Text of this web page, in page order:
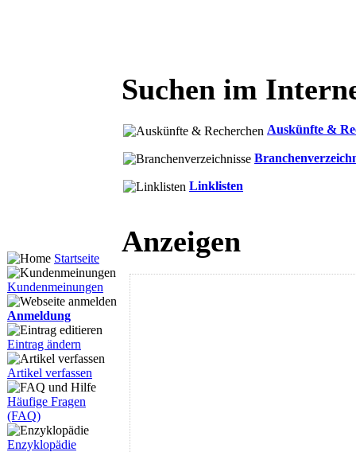
Startseite
Kundenmeinungen
Anmeldung
Eintrag ändern
Artikel verfassen
Häufige Fragen
(FAQ)
Enzyklopädie
Suchen im
Auskünfte &
Linklisten
Anzeigen